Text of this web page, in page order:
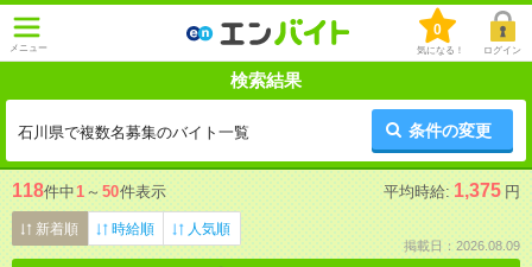
メニュー
0
気になる！ ログイン
検索結果
石川県で複数名募集のバイト一覧 条件の変更
118件中1 ～ 50件表示 平均時給: 1,375 円
新着順 時給順 人気順
掲載日：2026.08.09